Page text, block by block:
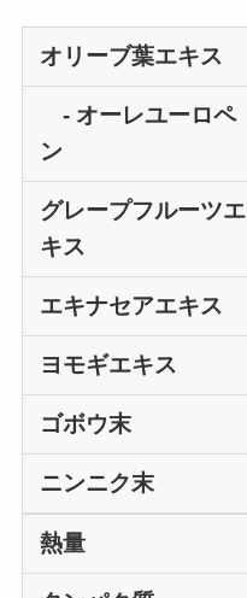
オリーブ葉エキス
- オーレユーロペ
ン
グレープフルーツエ
キス
エキナセアエキス
ヨモギエキス
ゴボウ末
ニンニク末
熱量